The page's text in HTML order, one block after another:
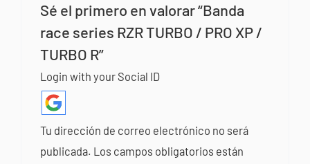
Sé el primero en valorar “Banda
race series RZR TURBO / PRO XP /
TURBO R”
Login with your Social ID
Tu dirección de correo electrónico no será
publicada. Los campos obligatorios están